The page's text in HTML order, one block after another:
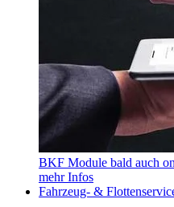
BKF Module bald auch
mehr Infos
Fahrzeug- &